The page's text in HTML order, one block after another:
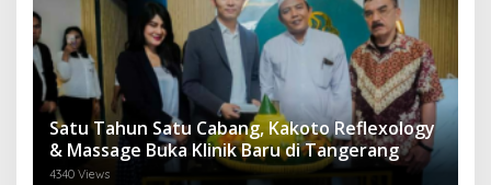
Satu Tahun Satu Cabang, Kakoto Reflexology
& Massage Buka Klinik Baru di Tangerang
4340 Views